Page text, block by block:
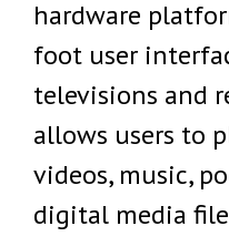
hardware
foot user
televisions and
allows users to
videos, music,
digital media